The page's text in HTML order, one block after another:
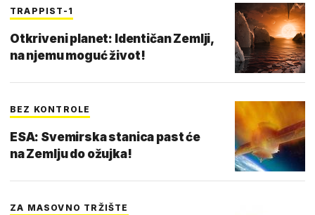
TRAPPIST-1
Otkriveni planet: Identičan Zemlji,
na njemu moguć život!
BEZ KONTROLE
ESA: Svemirska stanica past će
na Zemlju do ožujka!
ZA MASOVNO TRŽIŠTE